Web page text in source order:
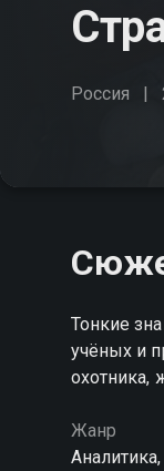
Россия
Тонкие
учёных и
охотника,
Жанр